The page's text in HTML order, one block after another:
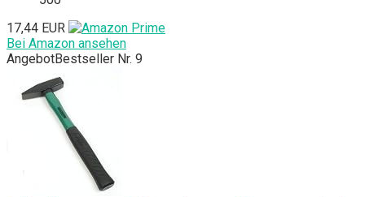
17,44 EUR
Bei Amazon ansehen
AngebotBestseller Nr. 9